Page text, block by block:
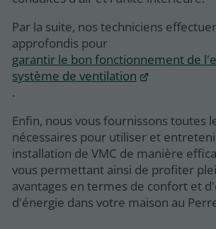
Par la suite, nos techniciens
approfondis pour
garantir le bon fonctionnement de
système de ventilation
.
Enfin, nous vous fournissons toutes
nécessaires pour utiliser et
installation de VMC de manière
vous permettant ainsi de profiter
avantages en termes de confort et
d'énergie dans votre maison au